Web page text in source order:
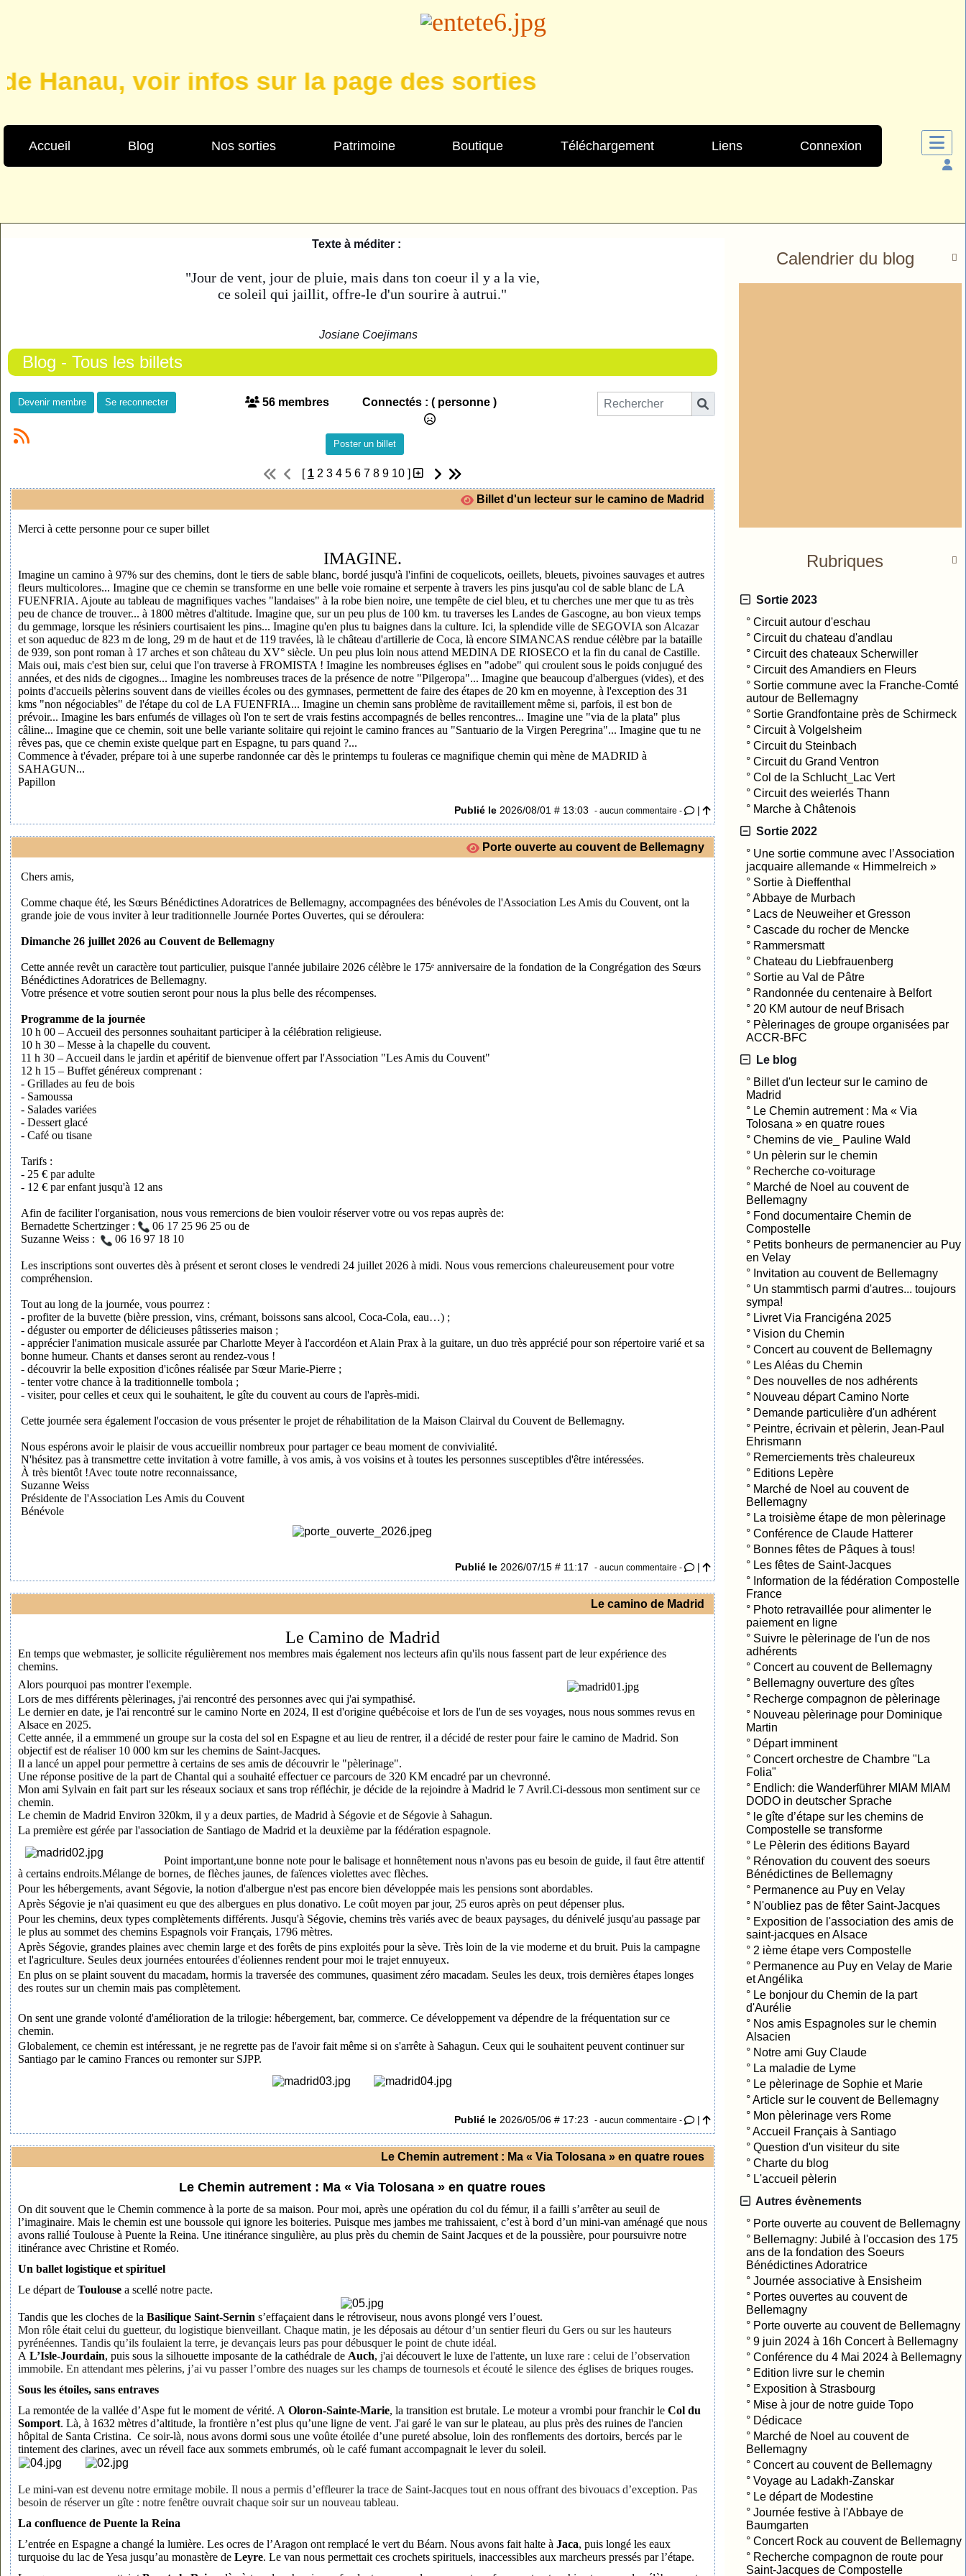
voir infos sur la page des sorties
Accueil Blog Nos sorties Patrimoine Boutique Téléchargement Liens Connexion
Texte à méditer :
"Jour de vent, jour de pluie, mais dans ton coeur il y a la vie,
ce soleil qui jaillit, offre-le d'un sourire à autrui."
Josiane Coejimans
Blog - Tous les billets
Devenir membre Se reconnecter 56 membres Connectés : ( personne )
Poster un billet
[ 1 2 3 4 5 6 7 8 9 10]
Billet d'un lecteur sur le camino de Madrid
Merci à cette personne pour ce super billet
IMAGINE.
Imagine un camino à 97% sur des chemins, dont le tiers de sable blanc, bordé jusqu'à l'infini de coquelicots, oeillets, bleuets, pivoines sauvages et autres
fleurs multicolores... Imagine que ce chemin se transforme en une belle voie romaine et serpente à travers les pins jusqu'au col de sable blanc de LA
FUENFRIA. Ajoute au tableau de magnifiques vaches "landaises" à la robe bien noire, une tempête de ciel bleu, et tu cherches une mer que tu as très
peu de chance de trouver... à 1800 mètres d'altitude. Imagine que, sur un peu plus de 100 km. tu traverses les Landes de Gascogne, au bon vieux temps
du gemmage, lorsque les résiniers courtisaient les pins... Imagine qu'en plus tu baignes dans la culture. Ici, la splendide ville de SEGOVIA son Alcazar
et son aqueduc de 823 m de long, 29 m de haut et de 119 travées, là le château d'artillerie de Coca, là encore SIMANCAS rendue célèbre par la bataille
de 939, son pont roman à 17 arches et son château du XV° siècle. Un peu plus loin nous attend MEDINA DE RIOSECO et la fin du canal de Castille.
Mais oui, mais c'est bien sur, celui que l'on traverse à FROMISTA ! Imagine les nombreuses églises en "adobe" qui croulent sous le poids conjugué des
années, et des nids de cigognes... Imagine les nombreuses traces de la présence de notre "Pilgeropa"... Imagine que beaucoup d'albergues (vides), et des
points d'accueils pèlerins souvent dans de vieilles écoles ou des gymnases, permettent de faire des étapes de 20 km en moyenne, à l'exception des 31
kms "non négociables" de l'étape du col de LA FUENFRIA... Imagine un chemin sans problème de ravitaillement même si, parfois, il est bon de
prévoir... Imagine les bars enfumés de villages où l'on te sert de vrais festins accompagnés de belles rencontres... Imagine une "via de la plata" plus
câline... Imagine que ce chemin, soit une belle variante solitaire qui rejoint le camino frances au "Santuario de la Virgen Peregrina"... Imagine que tu ne
rêves pas, que ce chemin existe quelque part en Espagne, tu pars quand ?...
Commence à t'évader, prépare toi à une superbe randonnée car dès le printemps tu fouleras ce magnifique chemin qui mène de MADRID à
SAHAGUN...
Papillon
Publié le 2026/08/01 # 13:03 - aucun commentaire - |
Porte ouverte au couvent de Bellemagny
Chers amis,
Comme chaque été, les Sœurs Bénédictines Adoratrices de Bellemagny, accompagnées des bénévoles de l'Association Les Amis du Couvent, ont la
grande joie de vous inviter à leur traditionnelle Journée Portes Ouvertes, qui se déroulera:
Dimanche 26 juillet 2026 au Couvent de Bellemagny
Cette année revêt un caractère tout particulier, puisque l'année jubilaire 2026 célèbre le 175ᵉ anniversaire de la fondation de la Congrégation des Sœurs
Bénédictines Adoratrices de Bellemagny.
Votre présence et votre soutien seront pour nous la plus belle des récompenses.
Programme de la journée
10 h 00 – Accueil des personnes souhaitant participer à la célébration religieuse.
10 h 30 – Messe à la chapelle du couvent.
11 h 30 – Accueil dans le jardin et apéritif de bienvenue offert par l'Association "Les Amis du Couvent"
12 h 15 – Buffet généreux comprenant :
- Grillades au feu de bois
- Samoussa
- Salades variées
- Dessert glacé
- Café ou tisane
Tarifs :
- 25 € par adulte
- 12 € par enfant jusqu'à 12 ans
Afin de faciliter l'organisation, nous vous remercions de bien vouloir réserver votre ou vos repas auprès de:
Bernadette Schertzinger :
06 17 25 96 25 ou de
Suzanne Weiss :
06 16 97 18 10
Les inscriptions sont ouvertes dès à présent et seront closes le vendredi 24 juillet 2026 à midi. Nous vous remercions chaleureusement pour votre
compréhension.
Tout au long de la journée, vous pourrez :
- profiter de la buvette (bière pression, vins, crémant, boissons sans alcool, Coca-Cola, eau…) ;
- déguster ou emporter de délicieuses pâtisseries maison ;
- apprécier l'animation musicale assurée par Charlotte Meyer à l'accordéon et Alain Prax à la guitare, un duo très apprécié pour son répertoire varié et sa
bonne humeur. Chants et danses seront au rendez-vous !
- découvrir la belle exposition d'icônes réalisée par Sœur Marie-Pierre ;
- tenter votre chance à la traditionnelle tombola ;
- visiter, pour celles et ceux qui le souhaitent, le gîte du couvent au cours de l'après-midi.
Cette journée sera également l'occasion de vous présenter le projet de réhabilitation de la Maison Clairval du Couvent de Bellemagny.
Nous espérons avoir le plaisir de vous accueillir nombreux pour partager ce beau moment de convivialité.
N'hésitez pas à transmettre cette invitation à votre famille, à vos amis, à vos voisins et à toutes les personnes susceptibles d'être intéressées.
À très bientôt !Avec toute notre reconnaissance,
Suzanne Weiss
Présidente de l'Association Les Amis du Couvent
Bénévole
Publié le 2026/07/15 # 11:17 - aucun commentaire - |
Le camino de Madrid
Le Camino de Madrid
En temps que webmaster, je sollicite régulièrement nos membres mais également nos lecteurs afin qu'ils nous fassent part de leur expérience des
chemins.
Alors pourquoi pas montrer l'exemple.
Lors de mes différents pèlerinages, j'ai rencontré des personnes avec qui j'ai sympathisé.
Le dernier en date, je l'ai rencontré sur le camino Norte en 2024, Il est d'origine québécoise et lors de l'un de ses voyages, nous nous sommes revus en
Alsace en 2025.
Cette année, il a emmmené un groupe sur la costa del sol en Espagne et au lieu de rentrer, il a décidé de rester pour faire le camino de Madrid. Son
objectif est de réaliser 10 000 km sur les chemins de Saint-Jacques.
Il a lancé un appel pour permettre à certains de ses amis de découvrir le "pèlerinage".
Une réponse positive de la part de Chantal qui a souhaité effectuer ce parcours de 320 KM encadré par un chevronné.
Mon ami Sylvain en fait part sur les réseaux sociaux et sans trop réfléchir, je décide de la rejoindre à Madrid le 7 Avril.Ci-dessous mon sentiment sur ce
chemin.
Le chemin de Madrid Environ 320km, il y a deux parties, de Madrid à Ségovie et de Ségovie à Sahagun.
La première est gérée par l'association de Santiago de Madrid et la deuxième par la fédération espagnole.
Point important,une bonne note pour le balisage et honnêtement nous n'avons pas eu besoin de guide, il faut être attentif
à certains endroits.Mélange de bornes, de flèches jaunes, de faïences violettes avec flèches.
Pour les hébergements, avant Ségovie, la notion d'albergue n'est pas encore bien développée mais les pensions sont abordables.
Après Ségovie je n'ai quasiment eu que des albergues en plus donativo. Le coût moyen par jour, 25 euros après on peut dépenser plus.
Pour les chemins, deux types complètements différents. Jusqu'à Ségovie, chemins très variés avec de beaux paysages, du dénivelé jusqu'au passage par
le plus au sommet des chemins Espagnols voir Français, 1796 mètres.
Après Ségovie, grandes plaines avec chemin large et des forêts de pins exploités pour la sève. Très loin de la vie moderne et du bruit. Puis la campagne
et l'agriculture. Seules deux journées entourées d'éoliennes rendent pour moi le trajet ennuyeux.
En plus on se plaint souvent du macadam, hormis la traversée des communes, quasiment zéro macadam. Seules les deux, trois dernières étapes longes
des routes sur un chemin mais pas complètement.
On sent une grande volonté d'amélioration de la trilogie: hébergement, bar, commerce. Ce développement va dépendre de la fréquentation sur ce
chemin.
Globalement, ce chemin est intéressant, je ne regrette pas de l'avoir fait même si on s'arrête à Sahagun. Ceux qui le souhaitent peuvent continuer sur
Santiago par le camino Frances ou remonter sur SJPP.
Publié le 2026/05/06 # 17:23 - aucun commentaire - |
Le Chemin autrement : Ma « Via Tolosana » en quatre roues
Le Chemin autrement : Ma « Via Tolosana » en quatre roues
On dit souvent que le Chemin commence à la porte de sa maison. Pour moi, après une opération du col du fémur, il a failli s’arrêter au seuil de
l’imaginaire. Mais le chemin est une boussole qui ignore les boiteries. Puisque mes jambes me trahissaient, c’est à bord d’un mini-van aménagé que nous
avons rallié Toulouse à Puente la Reina. Une itinérance singulière, au plus près du chemin de Saint Jacques et de la poussière, pour poursuivre notre
itinérance avec Christine et Roméo.
Un ballet logistique et spirituel
Le départ de Toulousea scellé notre pacte.
Tandis que les cloches de la Basilique Saint-Sernin s’effaçaient dans le rétroviseur, nous avons plongé vers l’ouest.
Mon rôle était celui du guetteur, du logistique bienveillant. Chaque matin, je les déposais au détour d’un sentier fleuri du Gers ou sur les hauteurs
pyrénéennes. Tandis qu’ils foulaient la terre, je devançais leurs pas pour débusquer le point de chute idéal.
A L’Isle-Jourdain, puis sous la silhouette imposante de la cathédrale de Auch, j'ai découvert le luxe de l'attente, un luxe rare : celui de l’observation
immobile. En attendant mes pèlerins, j’ai vu passer l’ombre des nuages sur les champs de tournesols et écouté le silence des églises de briques rouges.
Sous les étoiles, sans entraves
La remontée de la vallée d’Aspe fut le moment de vérité. A Oloron-Sainte-Marie, la transition est brutale. Le moteur a vrombi pour franchir le Col du
Somport. Là, à 1632 mètres d’altitude, la frontière n’est plus qu’une ligne de vent. J'ai garé le van sur le plateau, au plus près des ruines de l'ancien
hôpital de Santa Cristina. Ce soir-là, nous avons dormi sous une voûte étoilée d’une pureté absolue, loin des ronflements des dortoirs, bercés par le
tintement des clarines, avec un réveil face aux sommets embrumés, où le café fumant accompagnait le lever du soleil.
Le mini-van est devenu notre ermitage mobile. Il nous a permis d’effleurer la trace de Saint-Jacques tout en nous offrant des bivouacs d’exception. Pas
besoin de réserver un gîte : notre fenêtre ouvrait chaque soir sur un nouveau tableau.
La confluence de Puente la Reina
L’entrée en Espagne a changé la lumière. Les ocres de l’Aragon ont remplacé le vert du Béarn. Nous avons fait halte à Jaca, puis longé les eaux
turquoise du lac de Yesa jusqu’au monastère de Leyre. Le van nous permettait ces crochets spirituels, inaccessibles aux marcheurs pressés par l’étape.

Calendrier du blog

Rubriques
Sortie 2023
° Circuit autour d'eschau
° Circuit du chateau d'andlau
° Circuit des chateaux Scherwiller
° Circuit des Amandiers en Fleurs
° Sortie commune avec la Franche-Comté
autour de Bellemagny
° Sortie Grandfontaine près de Schirmeck
° Circuit à Volgelsheim
° Circuit du Steinbach
° Circuit du Grand Ventron
° Col de la Schlucht_Lac Vert
° Circuit des weierlés Thann
° Marche à Châtenois
Sortie 2022
° Une sortie commune avec l’Association
jacquaire allemande « Himmelreich »
° Sortie à Dieffenthal
°Abbaye de Murbach
° Lacs de Neuweiher et Gresson
° Cascade du rocher de Mencke
° Rammersmatt
° Chateau du Liebfrauenberg
° Sortie au Val de Pâtre
° Randonnée du centenaire à Belfort
° 20 KM autour de neuf Brisach
° Pèlerinages de groupe organisées par
ACCR-BFC
Le blog
° Billet d'un lecteur sur le camino de
Madrid
° Le Chemin autrement : Ma « Via
Tolosana » en quatre roues
° Chemins de vie_ Pauline Wald
° Un pèlerin sur le chemin
° Recherche co-voiturage
° Marché de Noel au couvent de
Bellemagny
° Fond documentaire Chemin de
Compostelle
° Petits bonheurs de permanencier au Puy
en Velay
° Invitation au couvent de Bellemagny
° Un stammtisch parmi d'autres... toujours
sympa!
° Livret Via Francigéna 2025
° Vision du Chemin
° Concert au couvent de Bellemagny
° Les Aléas du Chemin
° Des nouvelles de nos adhérents
° Nouveau départ Camino Norte
° Demande particulière d'un adhérent
° Peintre, écrivain et pèlerin, Jean-Paul
Ehrismann
° Remerciements très chaleureux
° Editions Lepère
° Marché de Noel au couvent de
Bellemagny
° La troisième étape de mon pèlerinage
° Conférence de Claude Hatterer
° Bonnes fêtes de Pâques à tous!
° Les fêtes de Saint-Jacques
° Information de la fédération Compostelle
France
° Photo retravaillée pour alimenter le
paiement en ligne
° Suivre le pèlerinage de l'un de nos
adhérents
° Concert au couvent de Bellemagny
° Bellemagny ouverture des gîtes
° Recherge compagnon de pèlerinage
° Nouveau pèlerinage pour Dominique
Martin
° Départ imminent
° Concert orchestre de Chambre "La
Folia"
° Endlich: die Wanderführer MIAM MIAM
DODO in deutscher Sprache
° le gîte d’étape sur les chemins de
Compostelle se transforme
° Le Pèlerin des éditions Bayard
° Rénovation du couvent des soeurs
Bénédictines de Bellemagny
° Permanence au Puy en Velay
° N'oubliez pas de fêter Saint-Jacques
° Exposition de l'association des amis de
saint-jacques en Alsace
° 2 ième étape vers Compostelle
° Permanence au Puy en Velay de Marie
et Angélika
° Le bonjour du Chemin de la part
d'Aurélie
° Nos amis Espagnoles sur le chemin
Alsacien
° Notre ami Guy Claude
° La maladie de Lyme
° Le pèlerinage de Sophie et Marie
°Article sur le couvent de Bellemagny
° Mon pèlerinage vers Rome
°Accueil Français à Santiago
° Question d'un visiteur du site
° Charte du blog
° L'accueil pèlerin
Autres évènements
° Porte ouverte au couvent de Bellemagny
° Bellemagny: Jubilé à l'occasion des 175
ans de la fondation des Soeurs
Bénédictines Adoratrice
° Journée associative à Ensisheim
° Portes ouvertes au couvent de
Bellemagny
° Porte ouverte au couvent de Bellemagny
° 9 juin 2024 à 16h Concert à Bellemagny
° Conférence du 4 Mai 2024 à Bellemagny
° Edition livre sur le chemin
° Exposition à Strasbourg
° Mise à jour de notre guide Topo
° Dédicace
° Marché de Noel au couvent de
Bellemagny
° Concert au couvent de Bellemagny
° Voyage au Ladakh-Zanskar
° Le départ de Modestine
° Journée festive à l'Abbaye de
Baumgarten
° Concert Rock au couvent de Bellemagny
° Recherche compagnon de route pour
Saint-Jacques de Compostelle